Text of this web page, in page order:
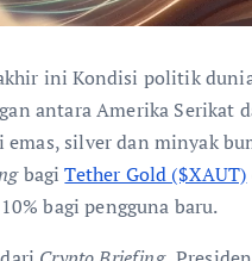
ini Kondisi politik
antara Amerika Serikat
emas, silver dan minyak
bagiTether Gold ($XAUT)
bagi pengguna baru.